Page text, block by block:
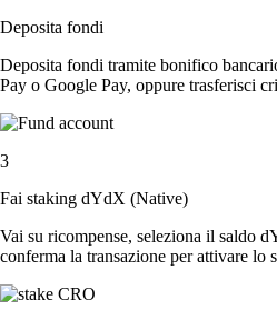
Deposita fondi
Deposita fondi tramite bonifico
Pay o Google Pay, oppure trasferisci
3
Fai staking dYdX (Native)
Vai su ricompense, seleziona il saldo
conferma la transazione per attivare lo